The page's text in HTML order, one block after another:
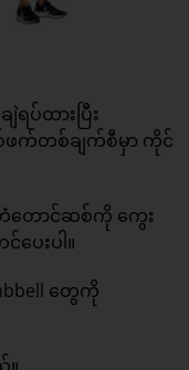
ပ်ထားပြီး
ဖက်တစ်ချက်စီမှာ ကိုင်
တောင်ဆစ်ကို ကွေး
ေးပါ။
တွေကို